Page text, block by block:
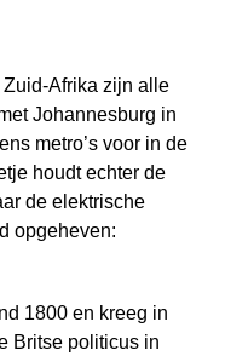
Afrika zijn alle
Johannesburg in
metro’s voor in de
houdt echter de
de elektrische
opgeheven:
1800 en kreeg in
Britse politicus in